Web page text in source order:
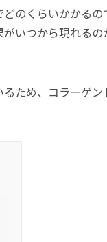
のくらいかかるの
いつから現れるの
ため、コラーゲン